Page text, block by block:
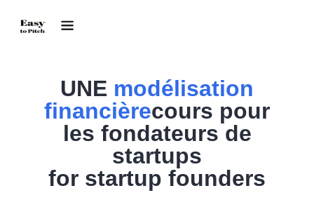
UNE modélisation
financièrecours pour
les fondateurs de
startups
for startup founders